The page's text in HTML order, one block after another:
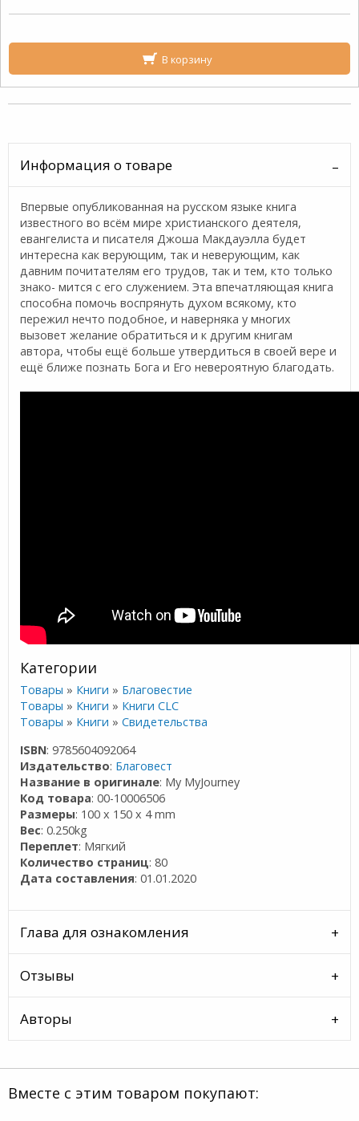
В корзину
Информация о товаре
Впервые опубликованная на русском языке книга
известного во всём мире христианского деятеля,
евангелиста и писателя Джоша Макдауэлла будет
интересна как верующим, так и неверующим, как
давним почитателям его трудов, так и тем, кто только
знако- мится с его служением. Эта впечатляющая книга
способна помочь воспрянуть духом всякому, кто
пережил нечто подобное, и наверняка у многих
вызовет желание обратиться и к другим книгам
автора, чтобы ещё больше утвердиться в своей вере и
ещё ближе познать Бога и Его невероятную благодать.
Категории
Товары » Книги » Благовестие
Товары » Книги » Книги CLC
Товары » Книги »Свидетельства
ISBN: 9785604092064
Издательство: Благовест
Название в оригинале: My MyJourney
Код товара: 00-10006506
Размеры: 100 x 150 x 4 mm
Вес: 0.250kg
Переплет: Мягкий
Количество страниц: 80
Дата составления: 01.01.2020
Глава для ознакомления
Отзывы
Авторы
Вместе с этим товаром покупают: